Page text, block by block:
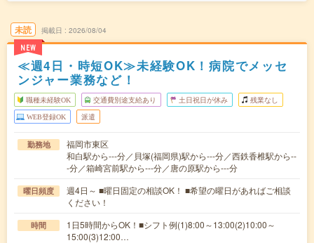
未読
NEW
掲載日 2026/08/04
≪週4日・時短OK≫未経験OK！病院でメッセ
ンジャー業務など！
職種未経験OK 交通費別途支給あり 土日祝日が休み 残業なし
WEB登録OK 派遣
勤務地
福岡市東区
和白駅から---分／貝塚(福岡県)駅から---分／西鉄香椎駅から--
-分／箱崎宮前駅から---分／唐の原駅から---分
曜日頻度
週4日～ ■曜日固定の相談OK！ ■希望の曜日があればご相談
ください！
時間
1日5時間からOK！■シフト例(1)8:00～13:00(2)10:00～
15:00(3)12:00…